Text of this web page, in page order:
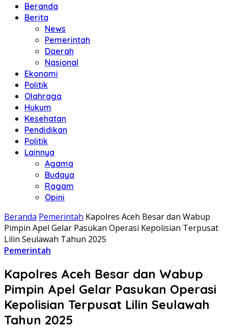
Beranda
Berita
News
Pemerintah
Daerah
Nasional
Ekonomi
Politik
Olahraga
Hukum
Kesehatan
Pendidikan
Politik
Lainnya
Agama
Budaya
Ragam
Opini
Beranda Pemerintah Kapolres Aceh Besar dan Wabup
Pimpin Apel Gelar Pasukan Operasi Kepolisian Terpusat
Lilin Seulawah Tahun 2025
Pemerintah
Kapolres Aceh Besar dan Wabup
Pimpin Apel Gelar Pasukan Operasi
Kepolisian Terpusat Lilin Seulawah
Tahun 2025